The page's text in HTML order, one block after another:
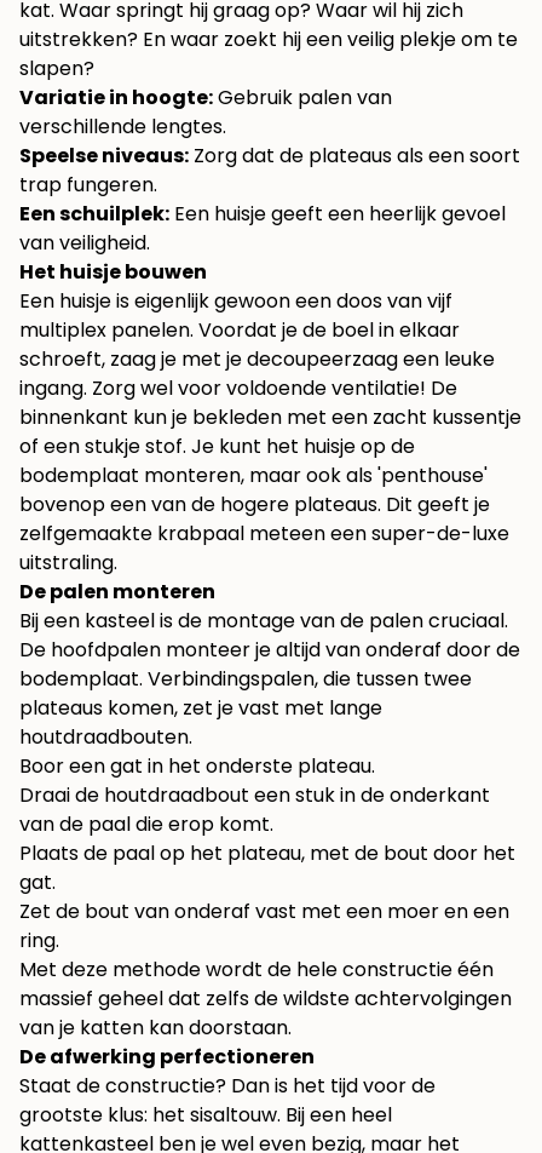
kat. Waar springt hij graag op? Waar wil hij zich
uitstrekken? En waar zoekt hij een veilig plekje om te
slapen?
Variatie in hoogte:Gebruik palen van
verschillende lengtes.
Speelse niveaus: Zorg dat de plateaus als een soort
trap fungeren.
Een schuilplek: Een huisje geeft een heerlijk gevoel
van veiligheid.
Het huisje bouwen
Een huisje is eigenlijk gewoon een doos van vijf
multiplex panelen. Voordat je de boel in elkaar
schroeft, zaag je met je decoupeerzaag een leuke
ingang. Zorg wel voor voldoende ventilatie! De
binnenkant kun je bekleden met een zacht kussentje
of een stukje stof. Je kunt het huisje op de
bodemplaat monteren, maar ook als 'penthouse'
bovenop een van de hogere plateaus. Dit geeft je
zelfgemaakte krabpaal meteen een super-de-luxe
uitstraling.
De palen monteren
Bij een kasteel is de montage van de palen cruciaal.
De hoofdpalen monteer je altijd van onderaf door de
bodemplaat. Verbindingspalen, die tussen twee
plateaus komen, zet je vast met lange
houtdraadbouten.
Boor een gat in het onderste plateau.
Draai de houtdraadbout een stuk in de onderkant
van de paal die erop komt.
Plaats de paal op het plateau, met de bout door het
gat.
Zet de bout van onderaf vast met een moer en een
ring.
Met deze methode wordt de hele constructie één
massief geheel dat zelfs de wildste achtervolgingen
van je katten kan doorstaan.
De afwerking perfectioneren
Staat de constructie? Dan is het tijd voor de
grootste klus: het sisaltouw. Bij een heel
kattenkasteel ben je wel even bezig, maar het